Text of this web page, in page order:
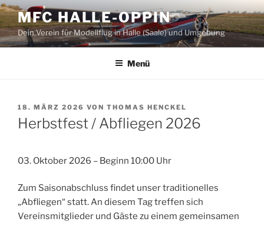
Zum
Inhalt
springen
MFC HALLE-OPPIN
Dein Verein für Modellflug in Halle (Saale) und Umgebung
Menü
VERÖFFENTLICHT
AM
18. MÄRZ 2026 VON THOMAS HENCKEL
Herbstfest / Abfliegen 2026
03. Oktober 2026 – Beginn 10:00 Uhr
Zum Saisonabschluss findet unser traditionelles
„Abfliegen“ statt. An diesem Tag treffen sich
Vereinsmitglieder und Gäste zu einem gemeinsamen